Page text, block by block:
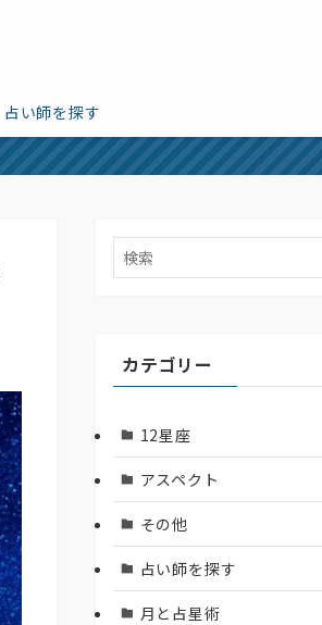
占い師を探す
カテゴリー
12星座
アスペクト
その他
占い師を探す
月と占星術